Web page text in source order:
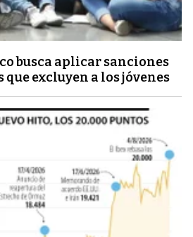
busca aplicar sanciones
que excluyen a los jóvenes